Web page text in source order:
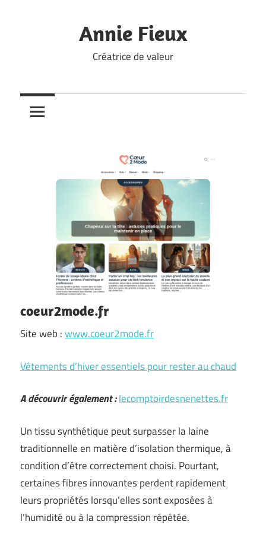
Annie Fieux
Créatrice de valeur
coeur2mode.fr
Site web :www.coeur2mode.fr
Vêtements d’hiver essentiels pour rester au chaud
A découvrir également :lecomptoirdesnenettes.fr
Un tissu synthétique peut surpasser la laine
traditionnelle en matière d’isolation thermique, à
condition d’être correctement choisi. Pourtant,
certaines fibres innovantes perdent rapidement
leurs propriétés lorsqu’elles sont exposées à
l’humidité ou à la compression répétée.